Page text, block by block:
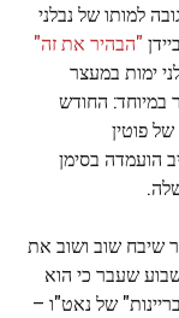
למותו של נבלני
"הבהיר את זה"
ימות במעצר
במיוחד: החודש
פוטין
הועמדה בסימן
שיבח שוב ושוב את
שעבר כי הוא
של נאט"ו –